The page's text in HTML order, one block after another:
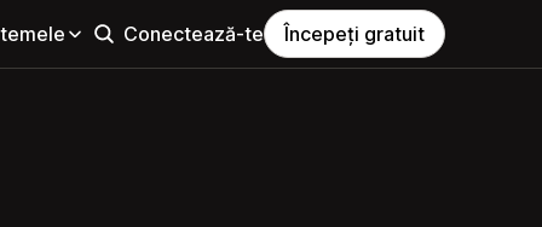
Conectează-te Începeți gratuit